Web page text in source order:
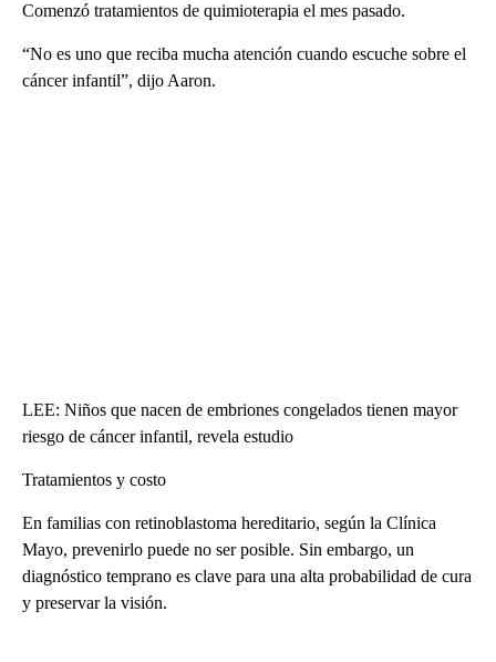
Comenzó tratamientos de quimioterapia el mes pasado.
“No es uno que reciba mucha atención cuando escuche sobre el
cáncer infantil”, dijo Aaron.
LEE: Niños que nacen de embriones congelados tienen mayor
riesgo de cáncer infantil, revela estudio
Tratamientos y costo
En familias con retinoblastoma hereditario, según la Clínica
Mayo, prevenirlo puede no ser posible. Sin embargo, un
diagnóstico temprano es clave para una alta probabilidad de cura
y preservar la visión.